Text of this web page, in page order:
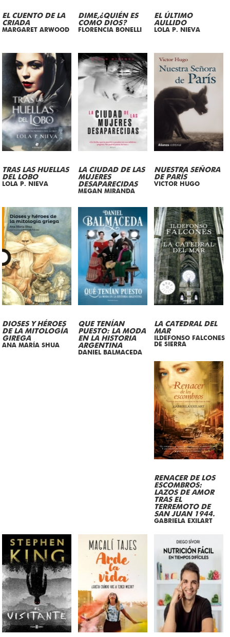
EL CUENTO DE LA
CRIADA
MARGARET ARWOOD
DIME,¿QUIÉN ES
COMO DIOS?
FLORENCIA BONELLI
EL ÚLTIMO
AULLIDO
LOLA P. NIEVA
TRAS LAS HUELLAS
DEL LOBO
LOLA P. NIEVA
LA CIUDAD DE LAS
MUJERES
DESAPARECIDAS
MEGAN MIRANDA
NUESTRA SEÑORA
DE PARÍS
VICTOR HUGO
DIOSES Y HÉROES
DE LA MITOLOGÍA
GIREGA
ANA MARÍA SHUA
QUE TENÍAN
PUESTO: LA MODA
EN LA HISTORIA
ARGENTINA
DANIEL BALMACEDA
LA CATEDRAL DEL
MAR
ILDEFONSO FALCONES
DE SIERRA
RENACER DE LOS
ESCOMBROS:
LAZOS DE AMOR
TRAS EL
TERREMOTO DE
SAN JUAN 1944.
GABRIELA EXILART